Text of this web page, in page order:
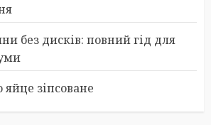
без дисків: повний гід для
зіпсоване